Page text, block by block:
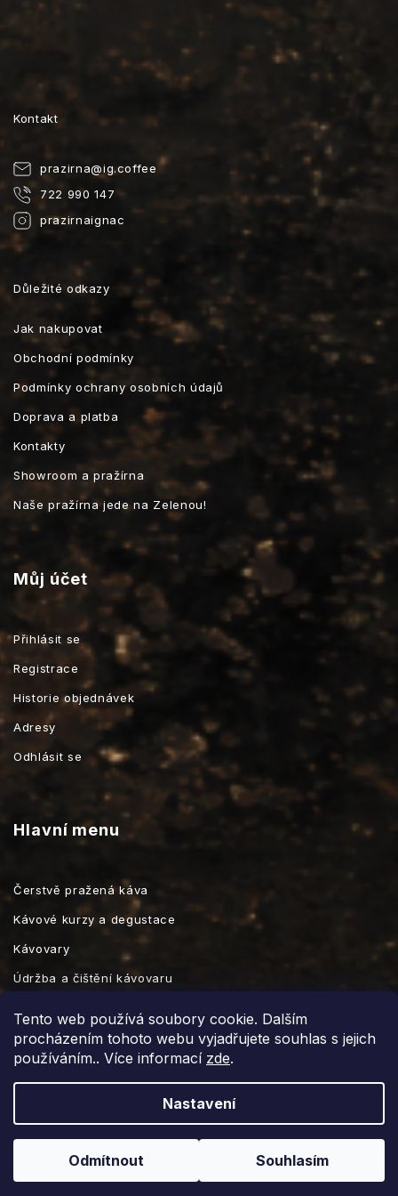
Tento web používá soubory cookie. Dalším
procházením tohoto webu vyjadřujete souhlas s jejich
používáním.. Více informací zde.
Nastavení
Odmítnout Souhlasím
Kontakt
prazirna@ig.coffee
722 990 147
prazirnaignac
Důležité odkazy
Jak nakupovat
Obchodní podmínky
Podmínky ochrany osobních údajů
Doprava a platba
Kontakty
Showroom a pražírna
Naše pražírna jede na Zelenou!
Můj účet
Přihlásit se
Registrace
Historie objednávek
Adresy
Odhlásit se
Hlavní menu
Čerstvě pražená káva
Kávové kurzy a degustace
Kávovary
Údržba a čištění kávovaru
Copyright 2026prazirnaignac.cz. Všechna práva vyhrazena.